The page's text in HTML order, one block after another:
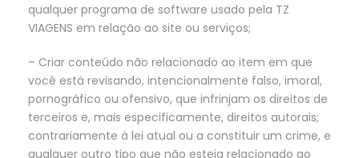
qualquer programa de software usado pela TZ
VIAGENS em relação ao site ou serviços;
– Criar conteúdo não relacionado ao item em que
você está revisando, intencionalmente falso, imoral,
pornográfico ou ofensivo, que infrinjam os direitos de
terceiros e, mais especificamente, direitos autorais;
contrariamente à lei atual ou a constituir um crime, e
qualquer outro tipo que não esteja relacionado ao